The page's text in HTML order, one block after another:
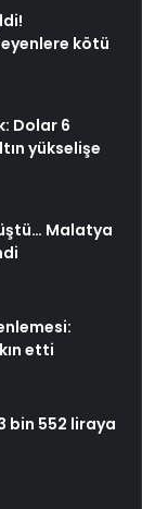
kötü
Dolar 6
yükselişe
Malatya
etti
bin 552 liraya